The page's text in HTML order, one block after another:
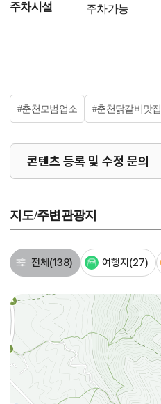
주차시설
주차가능
#춘천모범업소 #춘천닭갈비맛집
콘텐츠 등록 및 수정 문의
지도/주변관광지
전체 (138) 여행지 (27)